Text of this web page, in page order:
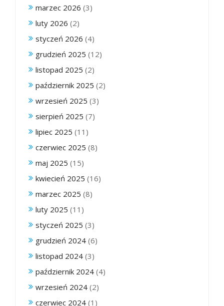
marzec 2026 (3)
luty 2026 (2)
styczeń 2026 (4)
grudzień 2025 (12)
listopad 2025 (2)
październik 2025 (2)
wrzesień 2025 (3)
sierpień 2025 (7)
lipiec 2025 (11)
czerwiec 2025 (8)
maj 2025 (15)
kwiecień 2025 (16)
marzec 2025 (8)
luty 2025 (11)
styczeń 2025 (3)
grudzień 2024 (6)
listopad 2024 (3)
październik 2024 (4)
wrzesień 2024 (2)
czerwiec 2024 (1)